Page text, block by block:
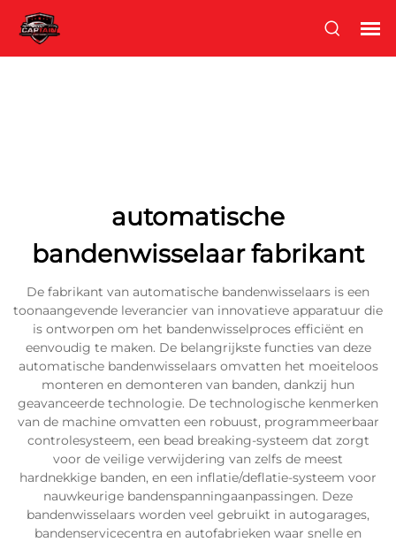
automatische
bandenwisselaar fabrikant
De fabrikant van automatische bandenwisselaars is een
toonaangevende leverancier van innovatieve apparatuur die
is ontworpen om het bandenwisselproces efficiënt en
eenvoudig te maken. De belangrijkste functies van deze
automatische bandenwisselaars omvatten het moeiteloos
monteren en demonteren van banden, dankzij hun
geavanceerde technologie. De technologische kenmerken
van de machine omvatten een robuust, programmeerbaar
controlesysteem, een bead breaking-systeem dat zorgt
voor de veilige verwijdering van zelfs de meest
hardnekkige banden, en een inflatie/deflatie-systeem voor
nauwkeurige bandenspanningaanpassingen. Deze
bandenwisselaars worden veel gebruikt in autogarages,
bandenservicecentra en autofabrieken waar snelle en